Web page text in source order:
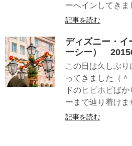
ーへインしてきま
記事を読む
ディズニー・イ
ーシー）
この日は久しぶ
ってきました（
ドのヒピホピば
ーまで辿り着けま
記事を読む